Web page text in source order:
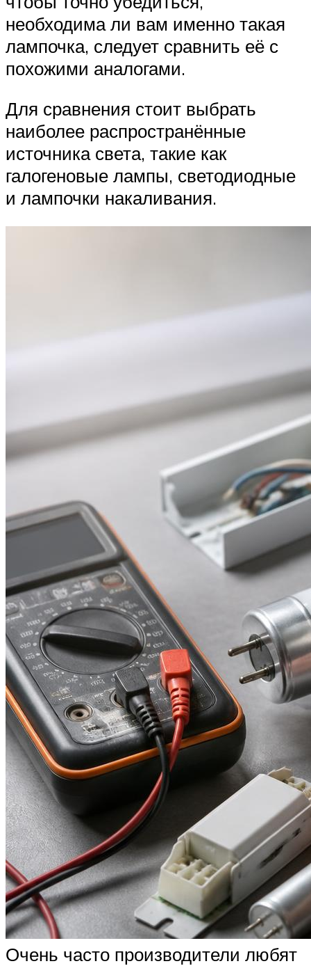
необходима ли вам именно такая
лампочка, следует сравнить её с
похожими аналогами.
Для сравнения стоит выбрать
наиболее распространённые
источника света, такие как
галогеновые лампы, светодиодные
и лампочки накаливания.
Очень часто производители любят